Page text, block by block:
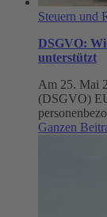
Steuern und
DSGVO:
unterstützt
Am 25. Mai
(DSGVO)
Ganzen